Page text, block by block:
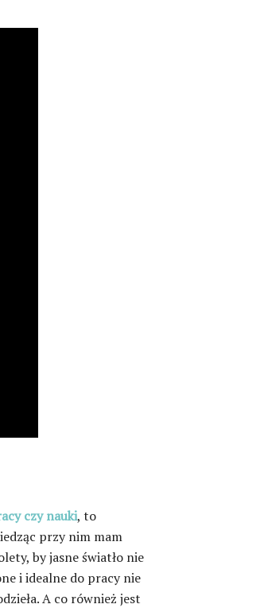
czy nauki, to
przy nim mam
by jasne światło nie
i idealne do pracy nie
A co również jest